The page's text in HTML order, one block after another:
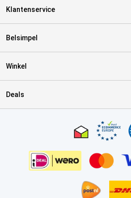
Klantenservice
Belsimpel
Winkel
Deals